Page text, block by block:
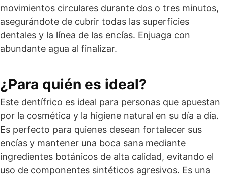
movimientos circulares durante dos o tres minutos,
asegurándote de cubrir todas las superficies
dentales y la línea de las encías. Enjuaga con
abundante agua al finalizar.
¿Para quién es ideal?
Este dentífrico es ideal para personas que apuestan
por la cosmética y la higiene natural en su día a día.
Es perfecto para quienes desean fortalecer sus
encías y mantener una boca sana mediante
ingredientes botánicos de alta calidad, evitando el
uso de componentes sintéticos agresivos. Es una